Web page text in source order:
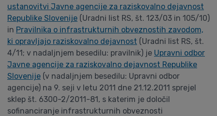
ustanovitvi Javne agencije za raziskovalno dejavnost
Republike Slovenije (Uradni list RS, št. 123/03 in 105/10)
in Pravilnika o infrastrukturnih obveznostih zavodom,
ki opravljajo raziskovalno dejavnost (Uradni list RS, št.
4/11; v nadaljnjem besedilu: pravilnik) je Upravni odbor
Javne agencije za raziskovalno dejavnost Republike
Slovenije (v nadaljnjem besedilu: Upravni odbor
agencije) na 9. seji v letu 2011 dne 21.12.2011 sprejel
sklep št. 6300-2/2011-81, s katerim je določil
sofinanciranje infrastrukturnih obveznosti